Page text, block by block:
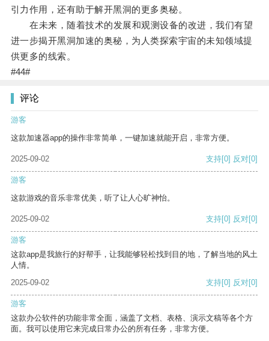
引力作用，还有助于解开黑洞的更多奥秘。
在未来，随着技术的发展和观测设备的改进，我们有望
进一步揭开黑洞加速的奥秘，为人类探索宇宙的未知领域提
供更多的线索。
#44#
评论
游客
这款加速器app的操作非常简单，一键加速就能开启，非常方便。
2025-09-02 支持[0] 反对[0]
游客
这款游戏的音乐非常优美，听了让人心旷神怡。
2025-09-02 支持[0] 反对[0]
游客
这款app是我旅行的好帮手，让我能够轻松找到目的地，了解当地的风土
人情。
2025-09-02
支持[0] 反对[0]
游客
这款办公软件的功能非常全面，涵盖了文档、表格、演示文稿等各个方
面。我可以使用它来完成日常办公的所有任务，非常方便。